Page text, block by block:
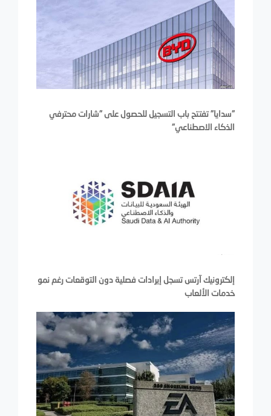
"سدايا" تفتتح باب التسجيل للحصول على "شارات محترفي
الذكاء الاصطناعي"
إلكترونيك آرتس تسجل إيرادات فصلية دون التوقعات رغم نمو
خدمات الألعاب